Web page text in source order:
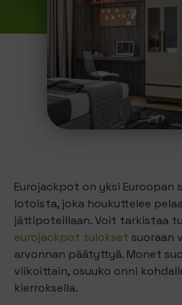
Eurojackpot on yksi Euroopan
lotoista, joka houkuttelee
jättipoteillaan. Voit tarkistaa
eurojackpot tulokset suoraan
arvonnan päätyttyä. Monet
viikoittain, osuuko onni
kierroksella.